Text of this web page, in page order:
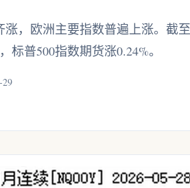
，欧洲主要指数普遍上涨。截
标普500指数期货涨0.24%。